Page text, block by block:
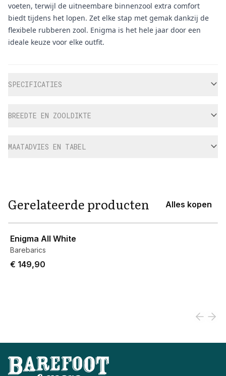
voeten, terwijl de uitneembare binnenzool extra comfort
biedt tijdens het lopen. Zet elke stap met gemak dankzij de
flexibele rubberen zool. Enigma is het hele jaar door een
ideale keuze voor elke outfit.
SPECIFICATIES
BREEDTE EN ZOOLDIKTE
MAATADVIES EN TABEL
Gerelateerde producten Alles kopen
Enigma All White
Barebarics
€ 149,90